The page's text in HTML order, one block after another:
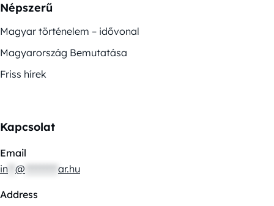
Népszerű
Magyar történelem – idővonal
Magyarország Bemutatása
Friss hírek
Kapcsolat
Email
in @ ar.hu
Address